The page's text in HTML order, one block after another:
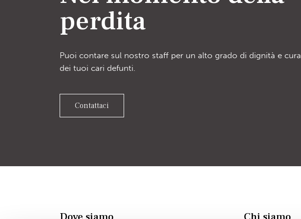
perdita
Puoi contare sul nostro staff per un alto grado di dignità e cura
dei tuoi cari defunti.
Contattaci